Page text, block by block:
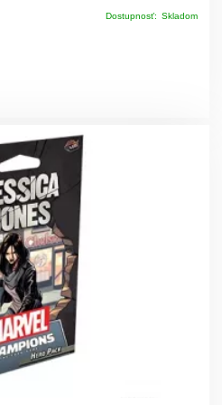
Dostupnosť: Skladom